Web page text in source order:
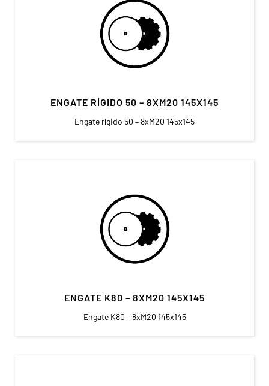
ENGATE RÍGIDO 50 – 8XM20 145X145
Engate rígido 50 – 8xM20 145x145
ENGATE K80 – 8XM20 145X145
Engate K80 – 8xM20 145x145